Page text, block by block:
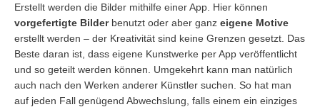
Erstellt werden die Bilder mithilfe einer App. Hier können
vorgefertigte Bilderbenutzt oder aber ganz eigene Motive
erstellt werden – der Kreativität sind keine Grenzen gesetzt. Das
Beste daran ist, dass eigene Kunstwerke per App veröffentlicht
und so geteilt werden können. Umgekehrt kann man natürlich
auch nach den Werken anderer Künstler suchen. So hat man
auf jeden Fall genügend Abwechslung, falls einem ein einziges